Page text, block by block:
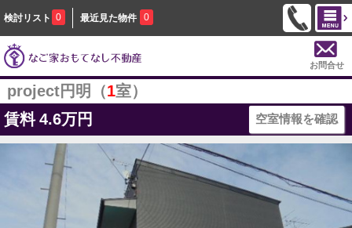
検討リスト 0 最近見た物件 0
お問合せ
project円明（1室）
賃料 4.6万円 空室情報を確認